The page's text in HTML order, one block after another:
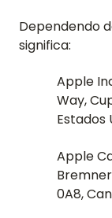
Dependendo
significa:
Apple
Way,
Estados
Apple
0A8,